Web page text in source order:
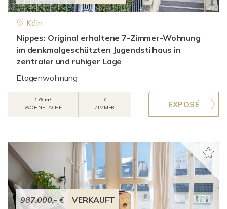
Köln
Nippes: Original erhaltene 7-Zimmer-Wohnung
im denkmalgeschützten Jugendstilhaus in
zentraler und ruhiger Lage
Etagenwohnung
176 m²
WOHNFLÄCHE
7
ZIMMER
987.000,- € VERKAUFT